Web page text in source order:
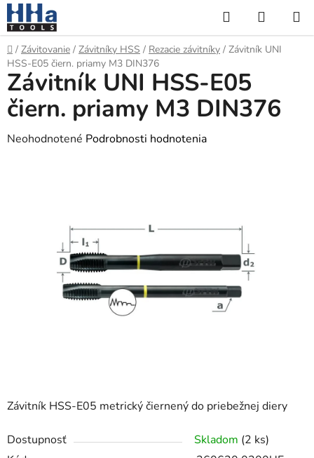
Prejsť
na
obsah
Hľadať
KOŠÍK
Domov
/ Závitovanie / Závitníky HSS / Rezacie závitníky / Závitník UNI
HSS-E05 čiern. priamy M3 DIN376
Závitník HSS-E05 metrický čiernený do priebežnej diery
Dostupnosť Skladom (2 ks)
Závitník UNI HSS-E05
čiern. priamy M3 DIN376
Priemerné
hviezdičiek.
Neohodnotené Podrobnosti hodnotenia